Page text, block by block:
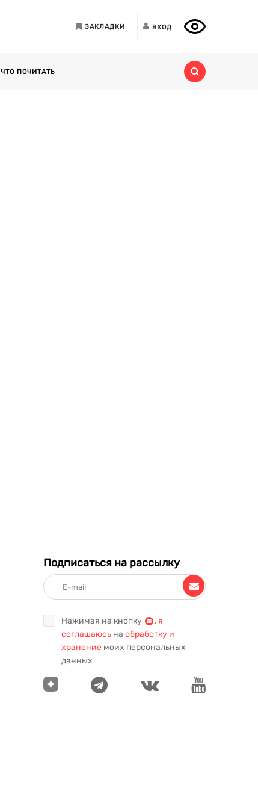
ЗАКЛАДКИ ВХОД
ЧТО ПОЧИТАТЬ
Подписаться на рассылку
Нажимая на кнопку , я
соглашаюсь на обработку и
хранение моих персональных
данных